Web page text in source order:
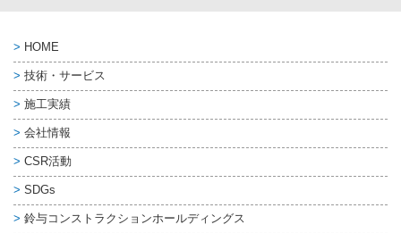
HOME
技術・サービス
施工実績
会社情報
CSR活動
SDGs
鈴与コンストラクションホールディングス